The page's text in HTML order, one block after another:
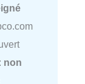
non